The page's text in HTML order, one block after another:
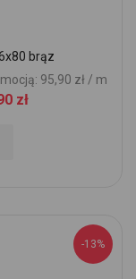
brąz
95,90 zł / m
zł
-13%